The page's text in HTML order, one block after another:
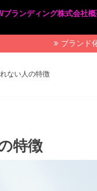
ブランディング株式会社
ライバシーポリシー
定商取引法に基づく表記
ブランド
ない人の特徴
特徴